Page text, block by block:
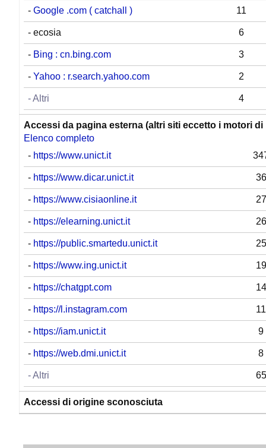
- Google .com ( catchall ) 11
- ecosia 6
- Bing : cn.bing.com 3
- Yahoo : r.search.yahoo.com 2
- Altri 4
Accessi da pagina esterna (altri siti eccetto i motori di
Elenco completo
- https://www.unict.it
- https://www.dicar.unict.it 36
- https://www.cisiaonline.it 27
- https://elearning.unict.it 26
- https://public.smartedu.unict.it 25
- https://www.ing.unict.it 19
- https://chatgpt.com 14
- https://l.instagram.com 11
- https://iam.unict.it 9
- https://web.dmi.unict.it 8
- Altri 65
Accessi di origine sconosciuta